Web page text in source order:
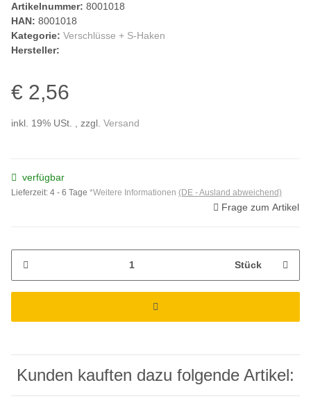
Artikelnummer: 8001018
HAN: 8001018
Kategorie: Verschlüsse + S-Haken
Hersteller:
€ 2,56
inkl. 19% USt. , zzgl. Versand
verfügbar
Lieferzeit: 4 - 6 Tage *Weitere Informationen (DE - Ausland abweichend)
Frage zum Artikel
Stück
Kunden kauften dazu folgende Artikel: